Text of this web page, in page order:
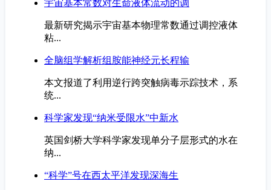
宇宙基本常数对生命液体流动的调
最新研究揭示宇宙基本物理常数通过调控液体
粘...
全脑组学解析组胺能神经元长程输
本文报道了利用逆行跨突触病毒示踪技术，系
统...
科学家发现“纳米受限水”中新水
英国剑桥大学科学家发现单分子层形式的水在
纳...
“科学”号在西太平洋发现深海生